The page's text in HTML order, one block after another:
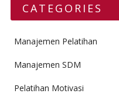
CATEGORIES
Manajemen Pelatihan
Manajemen SDM
Pelatihan Motivasi